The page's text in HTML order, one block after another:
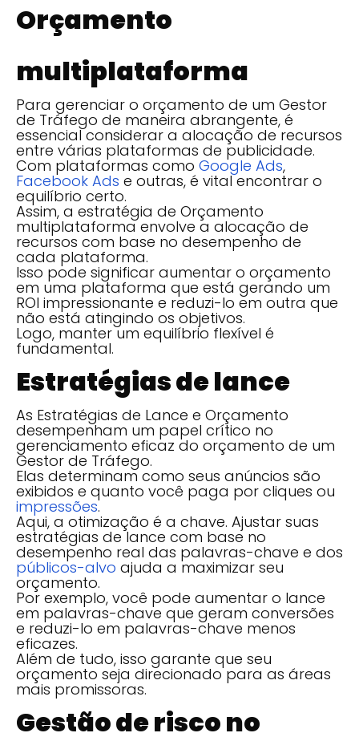
Orçamento
multiplataforma
Para gerenciar o orçamento de um Gestor
de Tráfego de maneira abrangente, é
essencial considerar a alocação de recursos
entre várias plataformas de publicidade.
Com plataformas como Google Ads,
Facebook Ads e outras, é vital encontrar o
equilíbrio certo.
Assim, a estratégia de Orçamento
multiplataforma envolve a alocação de
recursos com base no desempenho de
cada plataforma.
Isso pode significar aumentar o orçamento
em uma plataforma que está gerando um
ROI impressionante e reduzi-lo em outra que
não está atingindo os objetivos.
Logo, manter um equilíbrio flexível é
fundamental.
Estratégias de lance
As Estratégias de Lance e Orçamento
desempenham um papel crítico no
gerenciamento eficaz do orçamento de um
Gestor de Tráfego.
Elas determinam como seus anúncios são
exibidos e quanto você paga por cliques ou
impressões.
Aqui, a otimização é a chave. Ajustar suas
estratégias de lance com base no
desempenho real das palavras-chave e dos
públicos-alvo ajuda a maximizar seu
orçamento.
Por exemplo, você pode aumentar o lance
em palavras-chave que geram conversões
e reduzi-lo em palavras-chave menos
eficazes.
Além de tudo, isso garante que seu
orçamento seja direcionado para as áreas
mais promissoras.
Gestão de risco no